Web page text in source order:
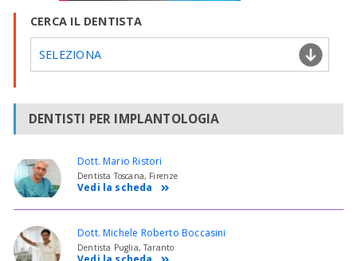
CERCA IL DENTISTA
SELEZIONA
DENTISTI PER IMPLANTOLOGIA
Dott. Mario Ristori
Dentista Toscana, Firenze
Vedi la scheda
Dott. Michele Roberto Boccasini
Dentista Puglia, Taranto